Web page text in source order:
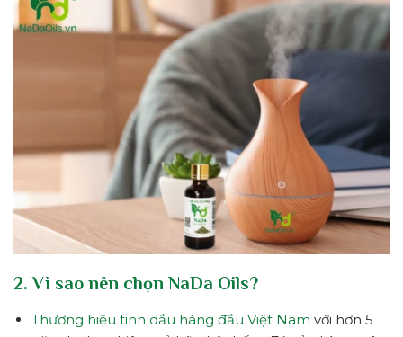
2. Vì sao nên chọn NaDa Oils?
Thương hiệu tinh dầu hàng đầu Việt Nam với hơn 5